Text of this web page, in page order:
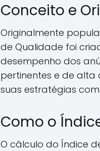
Conceito e
Originalmente
de Qualidade foi
desempenho dos
pertinentes e de alta
suas estratégias
Como o
O cálculo do Índice